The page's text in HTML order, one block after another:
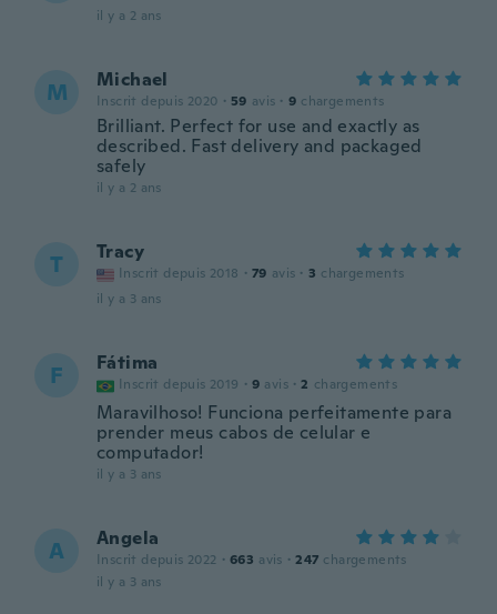
il y a 2 ans
M Michael
Inscrit depuis 2020 · 59 avis · 9 chargements
Brilliant. Perfect for use and exactly as
described. Fast delivery and packaged
safely
il y a 2 ans
T Tracy
Inscrit depuis 2018 · 79 avis · 3 chargements
il y a 3 ans
F Fátima
Inscrit depuis 2019 · 9 avis · 2 chargements
Maravilhoso! Funciona perfeitamente para
prender meus cabos de celular e
computador!
il y a 3 ans
A Angela
Inscrit depuis 2022 · 663 avis · 247 chargements
il y a 3 ans